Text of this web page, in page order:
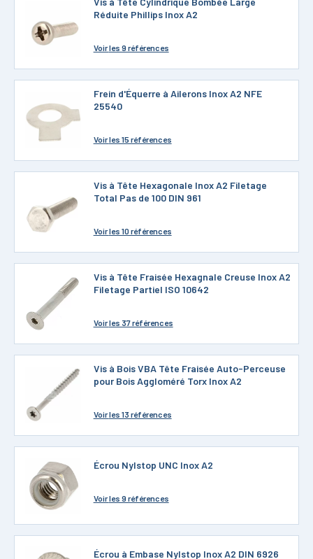
Réduite Phillips Inox A2
Voirles 9 références
Frein d'Équerre à Ailerons Inox A2 NFE
25540
Voirles 15 références
Vis à Tête Hexagonale Inox A2 Filetage
Total Pas de 100 DIN 961
Voirles 10 références
Vis à Tête Fraisée Hexagnale Creuse Inox A2
Filetage Partiel ISO 10642
Voirles 37 références
Vis à Bois VBA Tête Fraisée Auto-Perceuse
pour Bois Aggloméré Torx Inox A2
Voirles 13 références
Écrou Nylstop UNC Inox A2
Voirles 9 références
Écrou à Embase Nylstop Inox A2 DIN 6926